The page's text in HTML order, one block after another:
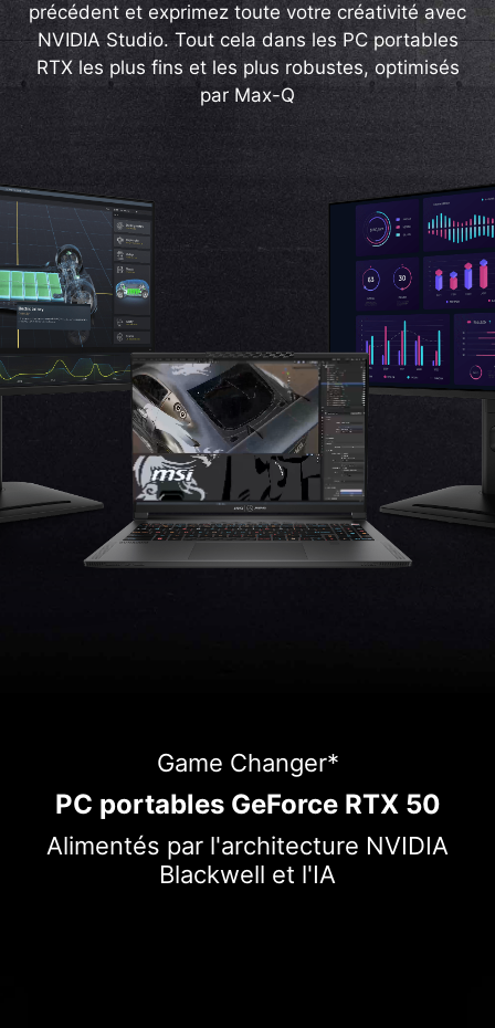
précédent et exprimez toute votre créativité avec
NVIDIA Studio. Tout cela dans les PC portables
RTX les plus fins et les plus robustes, optimisés
par Max-Q
Game Changer*
PC portables GeForce RTX 50
Alimentés par l'architecture NVIDIA
Blackwell et l'IA